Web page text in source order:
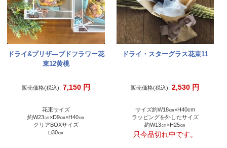
ドライ&プリザ―ブドフラワー花
束12黄桃
販売価格(税込): 7,150 円
花束サイズ
約W23㎝×D9㎝×H40㎝
クリアBOXサイズ
□30㎝
ドライ・スターグラス花束11
販売価格(税込): 2,530 円
サイズ約W18㎝×H40cm
ラッピングを外したサイズ
約W13㎝×H25㎝
只今品切れ中です。